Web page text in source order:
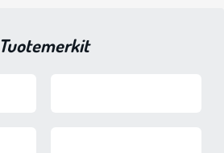
Tuotemerkit